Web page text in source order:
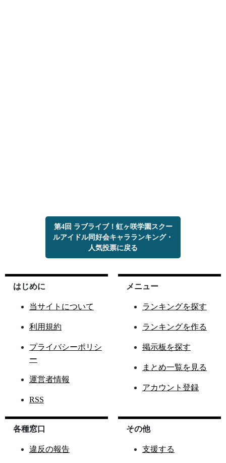
第4回 ラブライブ！虹ヶ咲学園スクー
ルアイドル同好会キャラランキング・
人気投票に戻る
はじめに
当サイトについて
利用規約
プライバシーポリシ
ー
運営者情報
RSS
メニュー
ランキングを探す
ランキングを作る
掲示板を探す
まとめ一覧を見る
アカウント登録
各種窓口
違反の報告
その他
支援する